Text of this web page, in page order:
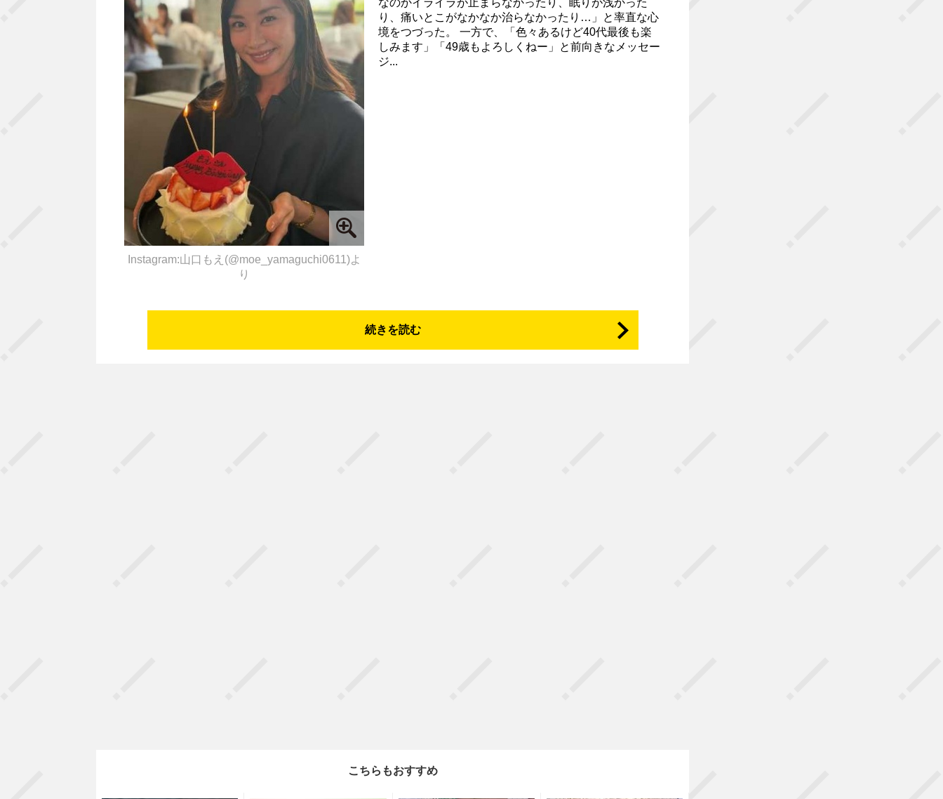
Instagram:山口もえ(@moe_yamaguchi0611)よ
り
なのかイライラが止まらなかったり、眠りが浅かった
り、痛いとこがなかなか治らなかったり…」と率直な心
境をつづった。 一方で、「色々あるけど40代最後も楽
しみます」「49歳もよろしくねー」と前向きなメッセー
ジ...
続きを読む
こちらもおすすめ